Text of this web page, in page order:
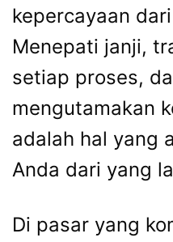
kepercayaan
Menepati janji,
setiap proses,
mengutamakan
adalah hal yang
Anda dari yang
Di pasar yang